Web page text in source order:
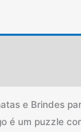
e Brindes
é um puzzle